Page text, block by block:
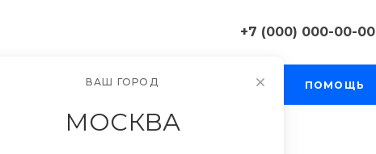
+7 (000) 000-00-00
г. Москва, ул. Шапкина,
ПРОЕКТЫ ФОТОГАЛЕРЕЯ ПОМОЩЬ
ВАШ ГОРОД
МОСКВА